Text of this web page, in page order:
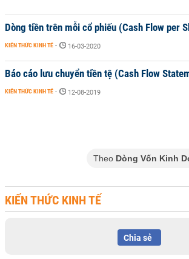
Dòng tiền trên mỗi cổ phiếu (Cash Flow per
KIẾN THỨC KINH TẾ - 16-03-2020
Báo cáo lưu chuyển tiền tệ (Cash Flow
KIẾN THỨC KINH TẾ - 12-08-2019
Theo Dòng Vốn Kinh
KIẾN THỨC KINH TẾ
Chia sẻ